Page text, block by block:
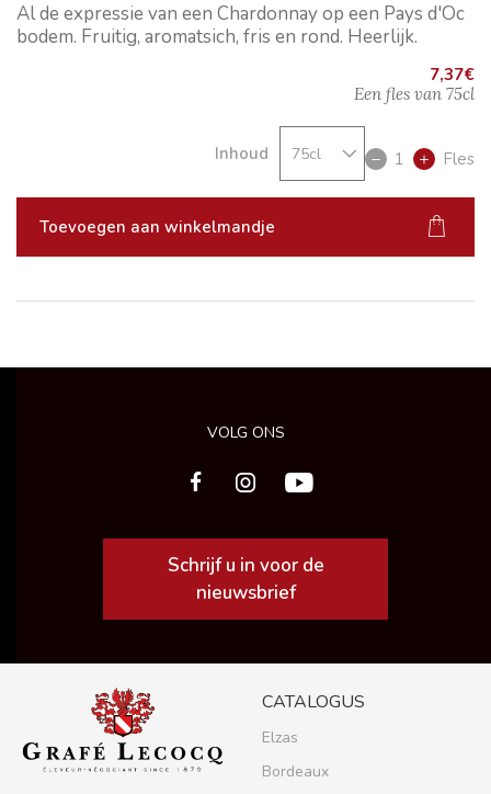
Al de expressie van een Chardonnay op een Pays d'Oc
bodem. Fruitig, aromatsich, fris en rond. Heerlijk.
7,37€
Een fles van 75cl
Inhoud 1 Fles
Toevoegen aan winkelmandje
VOLG ONS
Schrijf u in voor de
nieuwsbrief
CATALOGUS
Elzas
Bordeaux